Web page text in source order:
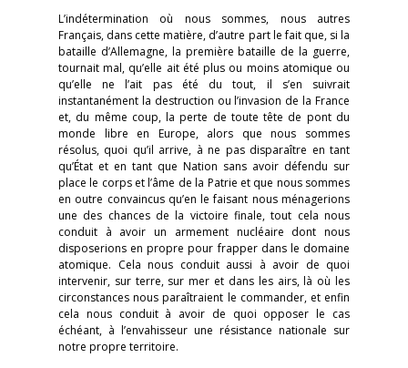
L’indétermination où nous sommes, nous autres
Français, dans cette matière, d’autre part le fait que, si la
bataille d’Allemagne, la première bataille de la guerre,
tournait mal, qu’elle ait été plus ou moins atomique ou
qu’elle ne l’ait pas été du tout, il s’en suivrait
instantanément la destruction ou l’invasion de la France
et, du même coup, la perte de toute tête de pont du
monde libre en Europe, alors que nous sommes
résolus, quoi qu’il arrive, à ne pas disparaître en tant
qu’État et en tant que Nation sans avoir défendu sur
place le corps et l’âme de la Patrie et que nous sommes
en outre convaincus qu’en le faisant nous ménagerions
une des chances de la victoire finale, tout cela nous
conduit à avoir un armement nucléaire dont nous
disposerions en propre pour frapper dans le domaine
atomique. Cela nous conduit aussi à avoir de quoi
intervenir, sur terre, sur mer et dans les airs, là où les
circonstances nous paraîtraient le commander, et enfin
cela nous conduit à avoir de quoi opposer le cas
échéant, à l’envahisseur une résistance nationale sur
notre propre territoire.